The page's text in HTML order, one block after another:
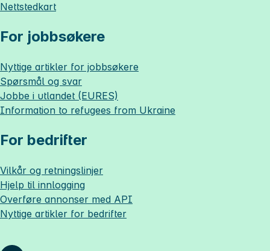
Nettstedkart
For jobbsøkere
Nyttige artikler for jobbsøkere
Spørsmål og svar
Jobbe i utlandet (EURES)
Information to refugees from Ukraine
For bedrifter
Vilkår og retningslinjer
Hjelp til innlogging
Overføre annonser med API
Nyttige artikler for bedrifter